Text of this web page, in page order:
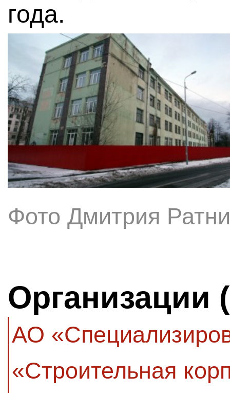
года.
Фото Дмитрия
Организации
АО
«Строительная